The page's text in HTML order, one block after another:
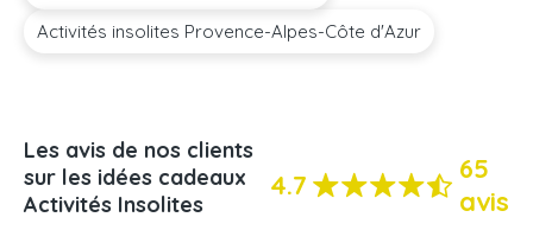
Activités insolites Provence-Alpes-Côte d'Azur
Les avis de nos clients
sur les idées cadeaux
Activités Insolites
4.7
65
avis